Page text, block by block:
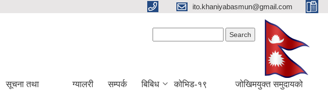
ito.khaniyabasmun@gmail.com
सूचना तथा ग्यालरी सम्पर्क बिबिध कोभिड-१९ जोखिमयुक्त समुदायको